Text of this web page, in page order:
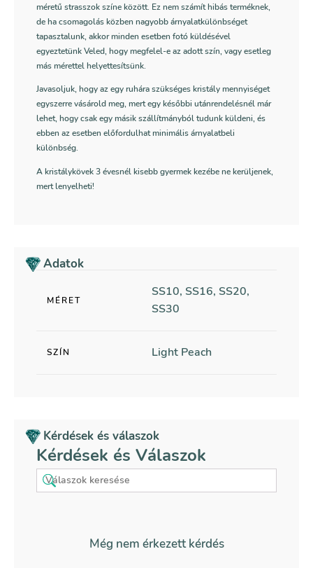
méretű strasszok színe között. Ez nem számít hibás terméknek,
de ha csomagolás közben nagyobb árnyalatkülönbséget
tapasztalunk, akkor minden esetben fotó küldésével
egyeztetünk Veled, hogy megfelel-e az adott szín, vagy esetleg
más mérettel helyettesítsünk.
Javasoljuk, hogy az egy ruhára szükséges kristály mennyiséget
egyszerre vásárold meg, mert egy későbbi utánrendelésnél már
lehet, hogy csak egy másik szállítmányból tudunk küldeni, és
ebben az esetben előfordulhat minimális árnyalatbeli
különbség.
A kristálykövek 3 évesnél kisebb gyermek kezébe ne kerüljenek,
mert lenyelheti!
Adatok
MÉRET
SS10, SS16, SS20,
SS30
SZÍN Light Peach
Kérdések és válaszok
Kérdések és Válaszok
Még nem érkezett kérdés